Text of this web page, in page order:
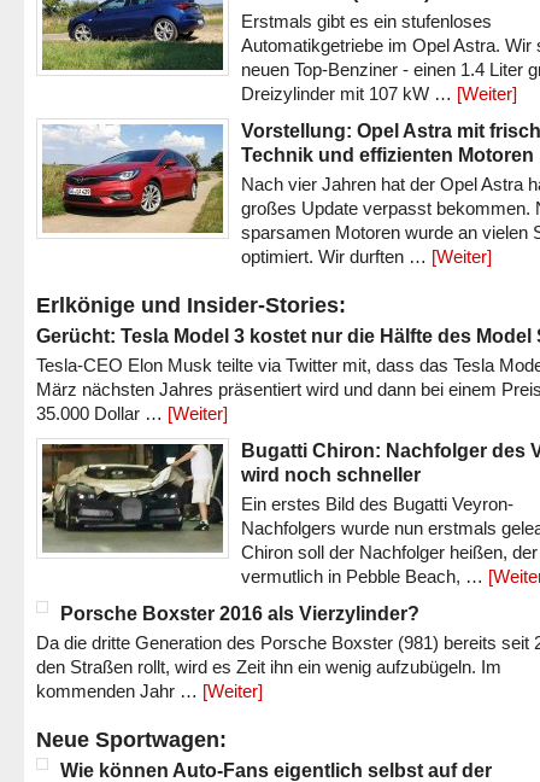
Erstmals gibt es ein stufenloses
Automatikgetriebe im Opel Astra. Wir
neuen Top-Benziner - einen 1.4 Liter
Dreizylinder mit 107 kW … [Weiter]
Vorstellung: Opel Astra mit
Technik und effizienten Motoren
Nach vier Jahren hat der Opel Astra
großes Update verpasst bekommen.
sparsamen Motoren wurde an vielen
optimiert. Wir durften … [Weiter]
Erlkönige und Insider-Stories:
Gerücht: Tesla Model 3 kostet nur die Hälfte des Model
Tesla-CEO Elon Musk teilte via Twitter mit, dass das Tesla
März nächsten Jahres präsentiert wird und dann bei einem
35.000 Dollar … [Weiter]
Bugatti Chiron: Nachfolger des
wird noch schneller
Ein erstes Bild des Bugatti Veyron-
Nachfolgers wurde nun erstmals
Chiron soll der Nachfolger heißen, der
vermutlich in Pebble Beach, …
Porsche Boxster 2016 als Vierzylinder?
Da die dritte Generation des Porsche Boxster (981) bereits seit
den Straßen rollt, wird es Zeit ihn ein wenig aufzubügeln. Im
kommenden Jahr … [Weiter]
Neue Sportwagen:
Wie können Auto-Fans eigentlich selbst auf der